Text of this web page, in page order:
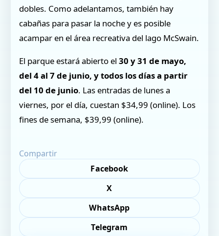
dobles. Como adelantamos, también hay
cabañas para pasar la noche y es posible
acampar en el área recreativa del lago McSwain.
El parque estará abierto el30 y 31 de mayo,
del 4 al 7 de junio, y todos los días a partir
del 10 de junio. Las entradas de lunes a
viernes, por el día, cuestan $34,99 (online). Los
fines de semana, $39,99 (online).
Compartir
Facebook
X
WhatsApp
Telegram